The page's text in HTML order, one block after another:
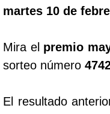
martes 10 de
Mira el premio
sorteo número
El resultado